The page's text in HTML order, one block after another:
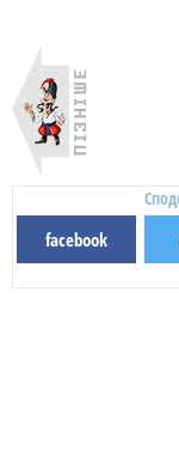
facebook